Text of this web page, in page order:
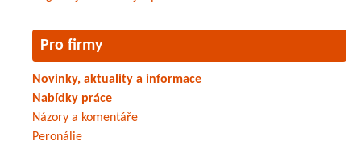
Pro firmy
Novinky, aktuality a informace
Nabídky práce
Názory a komentáře
Peronálie